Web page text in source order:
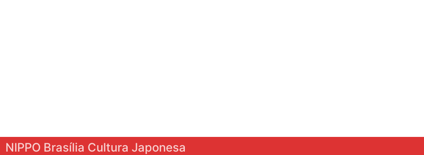
NIPPO Brasília Cultura Japonesa